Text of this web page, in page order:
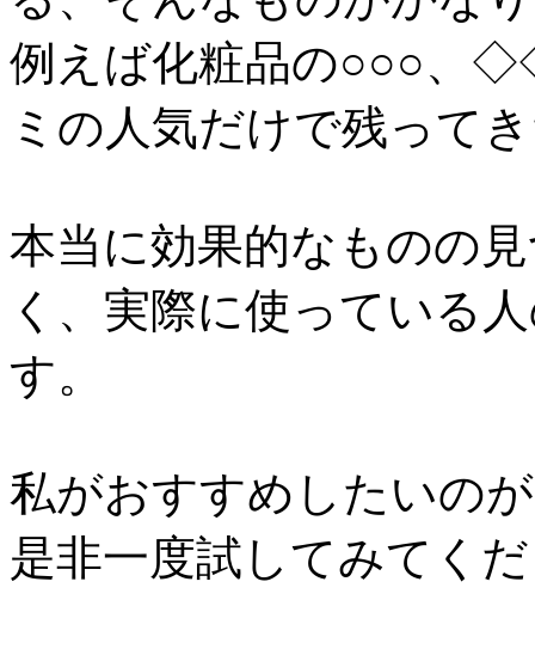
例えば化粧品の○○○
ミの人気だけで残って
本当に効果的なものの
く、実際に使っている
す。
私がおすすめしたいの
是非一度試してみてく